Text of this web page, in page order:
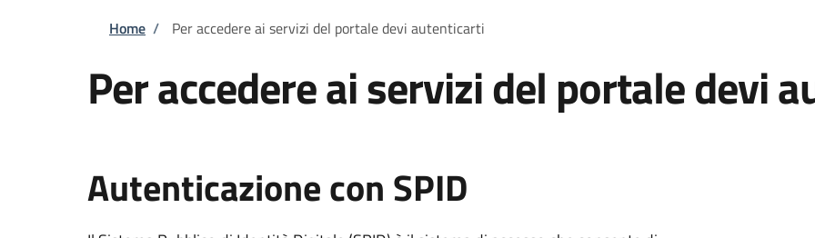
Briciole di pane
Home / Per accedere ai servizi del portale devi autenticarti
Per accedere ai servizi del portale devi
Autenticazione con SPID